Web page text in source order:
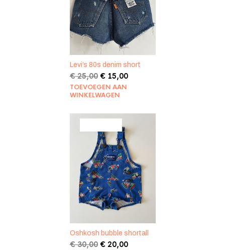
Levi’s 80s denim short
€25,00 Oorspronkelijke
prijs
was:
€15,00Huidige
TOEVOEGEN AAN
WINKELWAGEN
IN
DE
UITVERKOOP
Oshkosh bubble shortall
€30,00 Oorspronkelijke
€20,00Huidige